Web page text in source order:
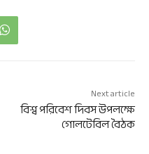
Next article
বিশ্ব পরিবেশ দিবস উপলক্ষে
গোলটেবিল বৈঠক